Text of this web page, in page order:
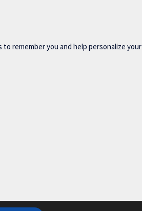
remember you and help personalize your